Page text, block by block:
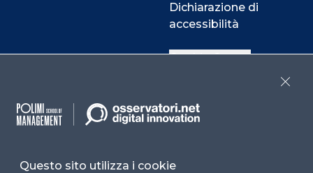
Dichiarazione di
accessibilità
Cookie Center
Facebook LinkedIn
Questo sito utilizza i cookie